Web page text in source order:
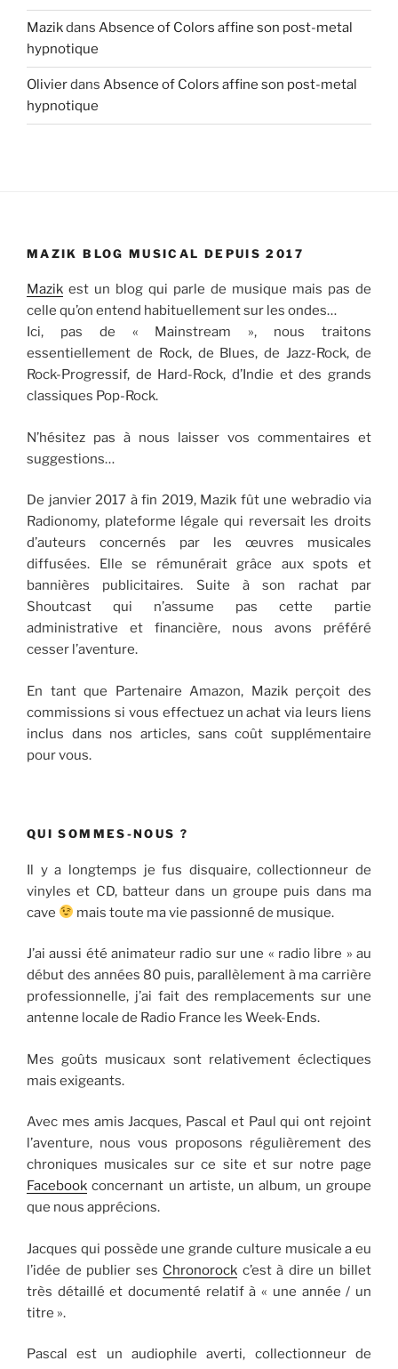
Mazikdans Absence of Colors affine son post-metal
hypnotique
Olivierdans Absence of Colors affine son post-metal
hypnotique
MAZIK BLOG MUSICAL DEPUIS 2017
Mazik est un blog qui parle de musique mais pas de
celle qu’on entend habituellement sur les ondes…
Ici, pas de « Mainstream », nous traitons
essentiellement de Rock, de Blues, de Jazz-Rock, de
Rock-Progressif, de Hard-Rock, d’Indie et des grands
classiques Pop-Rock.
N’hésitez pas à nous laisser vos commentaires et
suggestions…
De janvier 2017 à fin 2019, Mazik fût une webradio via
Radionomy, plateforme légale qui reversait les droits
d’auteurs concernés par les œuvres musicales
diffusées. Elle se rémunérait grâce aux spots et
bannières publicitaires. Suite à son rachat par
Shoutcast qui n’assume pas cette partie
administrative et financière, nous avons préféré
cesser l’aventure.
En tant que Partenaire Amazon, Mazik perçoit des
commissions si vous effectuez un achat via leurs liens
inclus dans nos articles, sans coût supplémentaire
pour vous.
QUI SOMMES-NOUS ?
Il y a longtemps je fus disquaire, collectionneur de
vinyles et CD, batteur dans un groupe puis dans ma
cave
mais toute ma vie passionné de musique.
J’ai aussi été animateur radio sur une « radio libre » au
début des années 80 puis, parallèlement à ma carrière
professionnelle, j’ai fait des remplacements sur une
antenne locale de Radio France les Week-Ends.
Mes goûts musicaux sont relativement éclectiques
mais exigeants.
Avec mes amis Jacques, Pascal et Paul qui ont rejoint
l’aventure, nous vous proposons régulièrement des
chroniques musicales sur ce site et sur notre page
Facebook concernant un artiste, un album, un groupe
que nous apprécions.
Jacques qui possède une grande culture musicale a eu
l’idée de publier ses Chronorock c’est à dire un billet
très détaillé et documenté relatif à « une année / un
titre ».
Pascal est un audiophile averti, collectionneur de